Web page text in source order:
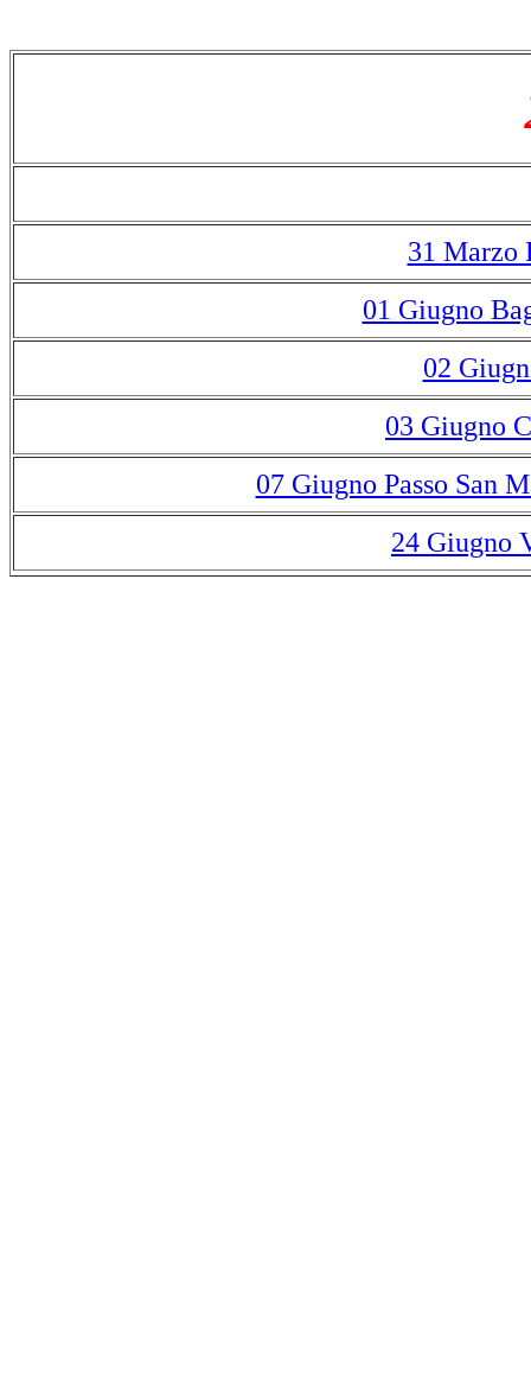
31 Marzo
01 Giugno
02
03 Giugno
07 Giugno Passo San
24 Giugno